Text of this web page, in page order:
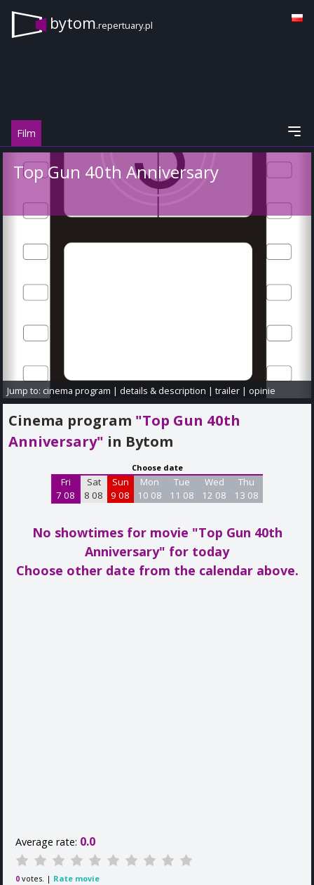
bytom.repertuary.pl
Film
Top Gun 40th Anniversary
Jump to: cinema program |details & description |trailer |opinie
Cinema program "Top Gun 40th
Anniversary" in Bytom
Choose date
Fri
7 08
Sat
8 08
Sun
9 08
Mon
10 08
Tue
11 08
Wed
12 08
Thu
13 08
No showtimes for movie "Top Gun 40th
Anniversary" for today
Choose other date from the calendar above.
Average rate: 0.0
0 votes. | Rate movie